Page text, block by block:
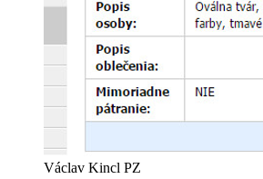
Václav Kincl PZ